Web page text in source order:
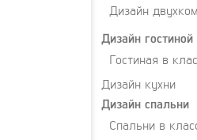
Дизайн
Дизайн гостиной
Гостиная в
Дизайн кухни
Дизайн спальни
Спальни в